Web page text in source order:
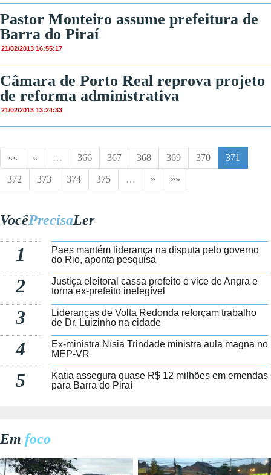
Pastor Monteiro assume prefeitura de
Barra do Piraí
21/02/2013 16:55:17
Câmara de Porto Real reprova projeto
de reforma administrativa
21/02/2013 13:24:33
«« « … 366 367 368 369 370 371
372 373 374 375 … » »»
VocêPrecisaLer
1
Paes mantém liderança na disputa pelo governo
do Rio, aponta pesquisa
2
Justiça eleitoral cassa prefeito e vice de Angra e
torna ex-prefeito inelegível
3
Lideranças de Volta Redonda reforçam trabalho
de Dr. Luizinho na cidade
4
Ex-ministra Nísia Trindade ministra aula magna no
MEP-VR
5
Katia assegura quase R$ 12 milhões em emendas
para Barra do Piraí
Em foco